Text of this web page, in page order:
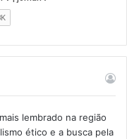
lembrado na região
ético e a busca pela